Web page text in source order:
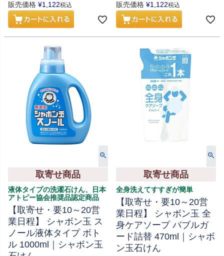
販売価格 ¥1,122税込 販売価格 ¥1,122税込
取寄せ商品
液体タイプの洗濯石けん、日本
アトピー協会推奨品認定商品
【取寄せ・要10～20営
業日程】 シャボン玉 ス
ノール液体タイプ ボト
ル 1000ml｜シャボン玉
取寄せ商品
全身洗えてすすぎが簡単
【取寄せ・要10～20営
業日程】 シャボン玉 全
身ケアソープ バブルガ
ード詰替 470ml｜シャボ
ン玉石けん